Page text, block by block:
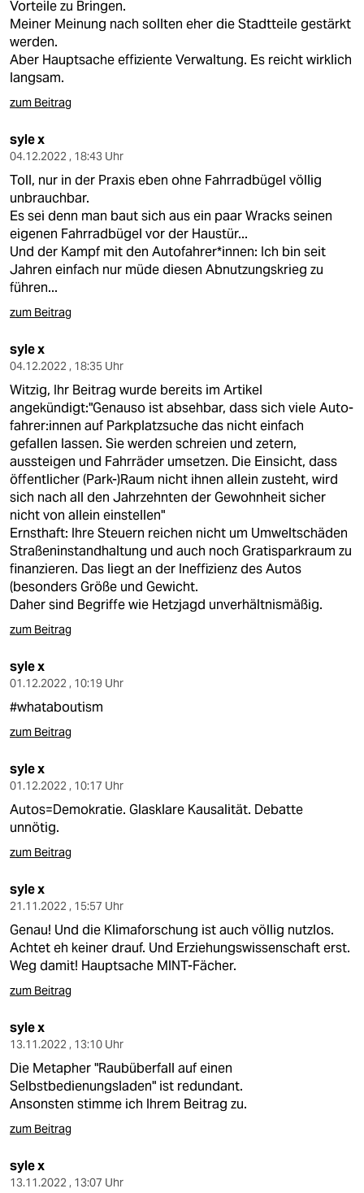
Vorteile zu Bringen.
Meiner Meinung nach sollten eher die Stadtteile gestärkt
werden.
Aber Hauptsache effiziente Verwaltung. Es reicht wirklich
langsam.
zum Beitrag
syle x
04.12.2022 , 18:43 Uhr
Toll, nur in der Praxis eben ohne Fahrradbügel völlig
unbrauchbar.
Es sei denn man baut sich aus ein paar Wracks seinen
eigenen Fahrradbügel vor der Haustür...
Und der Kampf mit den Autofahrer*innen: Ich bin seit
Jahren einfach nur müde diesen Abnutzungskrieg zu
führen...
zum Beitrag
syle x
04.12.2022 , 18:35 Uhr
Witzig, Ihr Beitrag wurde bereits im Artikel
angekündigt:"Genauso ist absehbar, dass sich viele Au­to­
fah­re­r:in­nen auf Parkplatzsuche das nicht einfach
gefallen lassen. Sie werden schreien und zetern,
aussteigen und Fahrräder umsetzen. Die Einsicht, dass
öffentlicher (Park-)Raum nicht ihnen allein zusteht, wird
sich nach all den Jahrzehnten der Gewohnheit sicher
nicht von allein einstellen"
Ernsthaft: Ihre Steuern reichen nicht um Umweltschäden
Straßeninstandhaltung und auch noch Gratisparkraum zu
finanzieren. Das liegt an der Ineffizienz des Autos
(besonders Größe und Gewicht.
Daher sind Begriffe wie Hetzjagd unverhältnismäßig.
zum Beitrag
syle x
01.12.2022 , 10:19 Uhr
#whataboutism
zum Beitrag
syle x
01.12.2022 , 10:17 Uhr
Autos=Demokratie. Glasklare Kausalität. Debatte
unnötig.
zum Beitrag
syle x
21.11.2022 , 15:57 Uhr
Genau! Und die Klimaforschung ist auch völlig nutzlos.
Achtet eh keiner drauf. Und Erziehungswissenschaft erst.
Weg damit! Hauptsache MINT-Fächer.
zum Beitrag
syle x
13.11.2022 , 13:10 Uhr
Die Metapher "Raubüberfall auf einen
Selbstbedienungsladen" ist redundant.
Ansonsten stimme ich Ihrem Beitrag zu.
zum Beitrag
syle x
13.11.2022 , 13:07 Uhr